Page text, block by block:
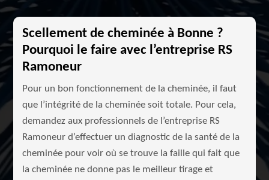
Scellement de cheminée à Bonne ?
Pourquoi le faire avec l’entreprise RS
Ramoneur
Pour un bon fonctionnement de la cheminée, il faut
que l’intégrité de la cheminée soit totale. Pour cela,
demandez aux professionnels de l’entreprise RS
Ramoneur d’effectuer un diagnostic de la santé de la
cheminée pour voir où se trouve la faille qui fait que
la cheminée ne donne pas le meilleur tirage et